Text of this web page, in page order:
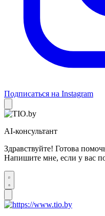
Подписаться на Instagram
AI-консультант
Здравствуйте! Готова
Напишите мне, если у вас